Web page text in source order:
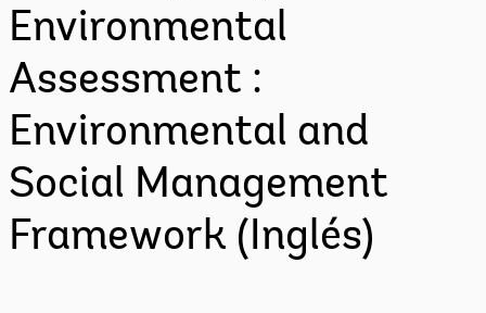
Environmental
Assessment :
Environmental and
Social Management
Framework (Inglés)